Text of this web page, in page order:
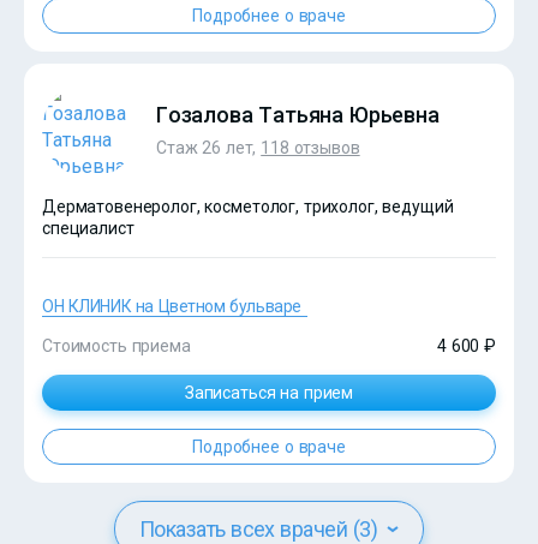
Подробнее о враче
?>
Гозалова Татьяна Юрьевна
Стаж 26 лет, 118 отзывов
Дерматовенеролог, косметолог, трихолог, ведущий
специалист
ОН КЛИНИК на Цветном бульваре
Стоимость приема 4 600 ₽
Записаться на прием
Подробнее о враче
Показать всех врачей (3)